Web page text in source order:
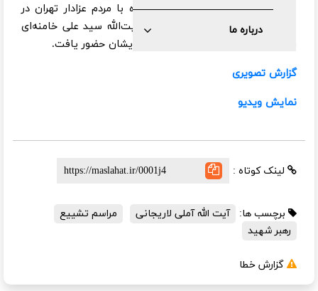
درباره ما
نظام ، آیت الله آملی لاریجانی همراه با مردم عزادار تهران در
مراسم تشییع و بدرقه پیکر حضرت آیت‌الله سید علی خامنه‌ای
رهبر شهید انقلاب اسلامی و خانواده ایشان حضور یافت.
گزارش تصویری
نمایش ویدیو
لینک کوتاه :
برچسب ها: آیت الله آملی لاریجانی
مراسم تشییع
رهبر شهید
گزارش خطا